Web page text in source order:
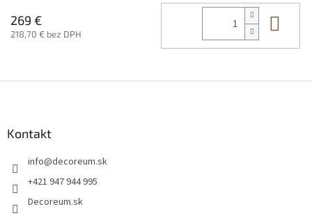
269 €
218,70 € bez DPH
Kontakt
info@decoreum.sk
+421 947 944 995
Decoreum.sk